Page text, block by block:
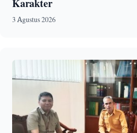
Karakter
3 Agustus 2026